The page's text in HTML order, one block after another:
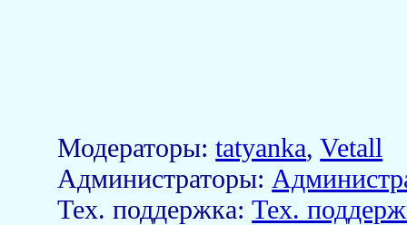
Модераторы:tatyanka,Vetall
Aдминистраторы:
Тех. поддержка:Тех.